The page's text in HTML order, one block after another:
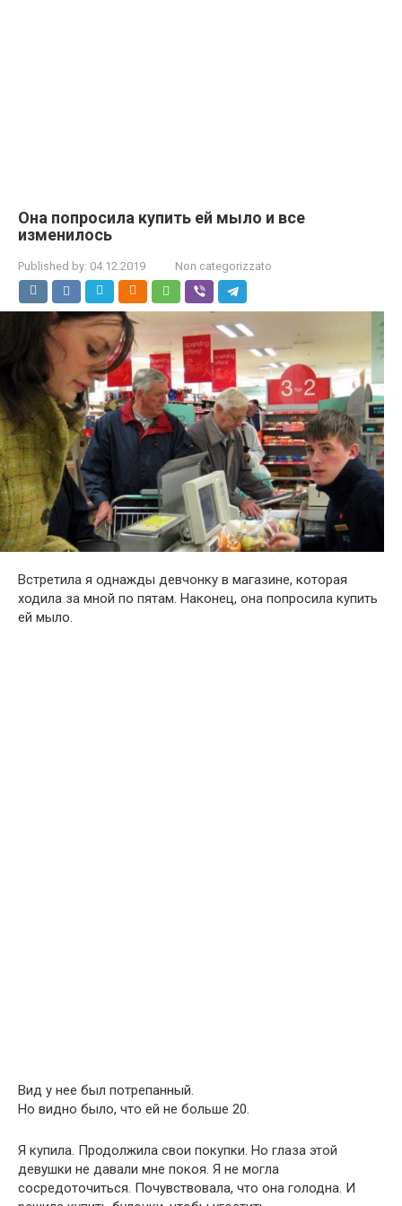
Она попросила купить ей мыло и все
изменилось
Published by: 04.12.2019 Non categorizzato
Встретила я однажды девчонку в магазине, которая
ходила за мной по пятам. Наконец, она попросила купить
ей мыло.
Вид у нее был потрепанный.
Но видно было, что ей не больше 20.
Я купила. Продолжила свои покупки. Но глаза этой
девушки не давали мне покоя. Я не могла
сосредоточиться. Почувствовала, что она голодна. И